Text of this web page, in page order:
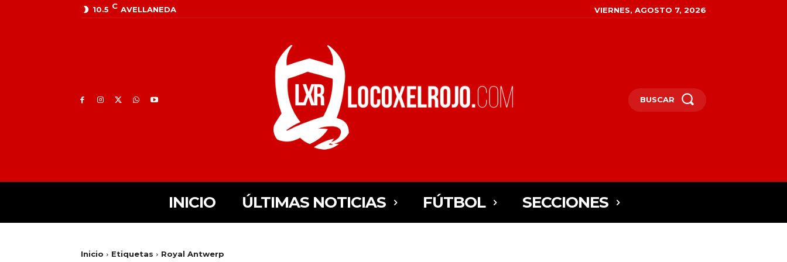
10.5 C AVELLANEDA VIERNES, AGOSTO 7, 2026
BUSCAR
INICIO ÚLTIMAS NOTICIAS FÚTBOL SECCIONES
Inicio Etiquetas Royal Antwerp